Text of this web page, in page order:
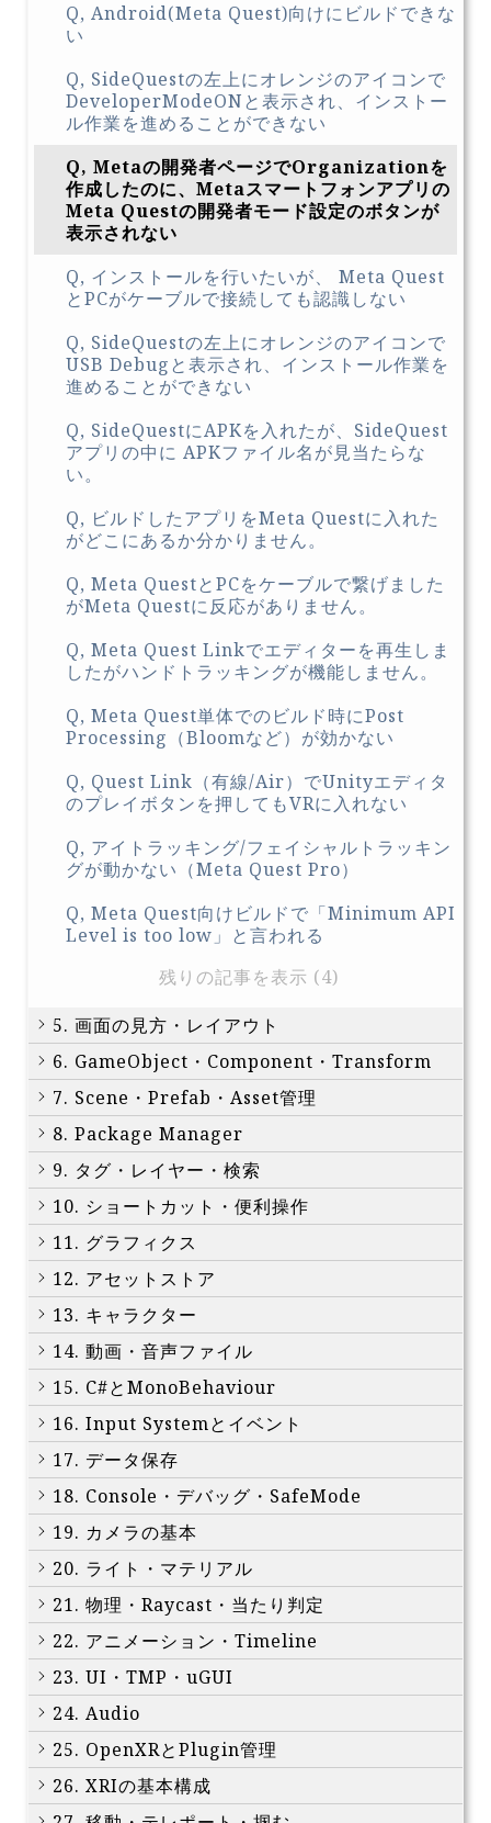
Q, Android(Meta Quest)向けにビルドできな
い
Q, SideQuestの左上にオレンジのアイコンで
DeveloperModeONと表示され、インストー
ル作業を進めることができない
Q, Metaの開発者ページでOrganizationを
作成したのに、Metaスマートフォンアプリの
Meta Questの開発者モード設定のボタンが
表示されない
Q, インストールを行いたいが、 Meta Quest
とPCがケーブルで接続しても認識しない
Q, SideQuestの左上にオレンジのアイコンで
USB Debugと表示され、インストール作業を
進めることができない
Q, SideQuestにAPKを入れたが、SideQuest
アプリの中に APKファイル名が見当たらな
い。
Q, ビルドしたアプリをMeta Questに入れた
がどこにあるか分かりません。
Q, Meta QuestとPCをケーブルで繋げました
がMeta Questに反応がありません。
Q, Meta Quest Linkでエディターを再生しま
したがハンドトラッキングが機能しません。
Q, Meta Quest単体でのビルド時にPost
Processing（Bloomなど）が効かない
Q, Quest Link（有線/Air）でUnityエディタ
のプレイボタンを押してもVRに入れない
Q, アイトラッキング/フェイシャルトラッキン
グが動かない（Meta Quest Pro）
Q, Meta Quest向けビルドで「Minimum API
Level is too low」と言われる
残りの記事を表示 (4)
5. 画面の見方・レイアウト
6. GameObject・Component・Transform
7. Scene・Prefab・Asset管理
8. Package Manager
9. タグ・レイヤー・検索
10. ショートカット・便利操作
11. グラフィクス
12. アセットストア
13. キャラクター
14. 動画・音声ファイル
15. C#とMonoBehaviour
16. Input Systemとイベント
17. データ保存
18. Console・デバッグ・SafeMode
19. カメラの基本
20. ライト・マテリアル
21. 物理・Raycast・当たり判定
22. アニメーション・Timeline
23. UI・TMP・uGUI
24. Audio
25. OpenXRとPlugin管理
26. XRIの基本構成